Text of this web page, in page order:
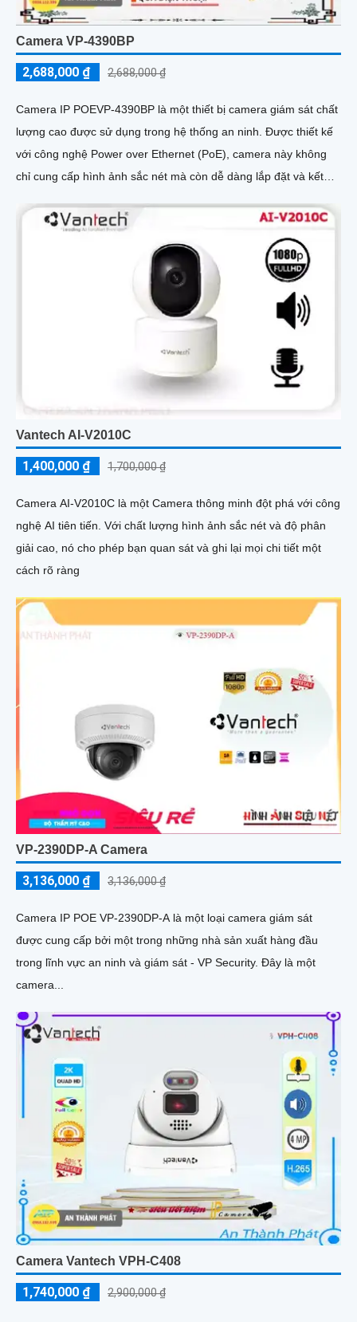
Camera VP-4390BP
2,688,000 ₫ 2,688,000 ₫
Camera IP POEVP-4390BP là một thiết bị camera giám sát chất
lượng cao được sử dụng trong hệ thống an ninh. Được thiết kế
với công nghệ Power over Ethernet (PoE), camera này không
chỉ cung cấp hình ảnh sắc nét mà còn dễ dàng lắp đặt và kết
Vantech AI-V2010C
1,400,000 ₫ 1,700,000 ₫
Camera AI-V2010C là một Camera thông minh đột phá với công
nghệ AI tiên tiến. Với chất lượng hình ảnh sắc nét và độ phân
giải cao, nó cho phép bạn quan sát và ghi lại mọi chi tiết một
cách rõ ràng
VP-2390DP-A Camera
3,136,000 ₫ 3,136,000 ₫
Camera IP POE VP-2390DP-A là một loại camera giám sát
được cung cấp bởi một trong những nhà sản xuất hàng đầu
trong lĩnh vực an ninh và giám sát - VP Security. Đây là một
camera...
Camera Vantech VPH-C408
1,740,000 ₫ 2,900,000 ₫